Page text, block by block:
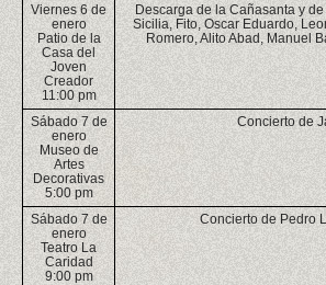
Viernes 6 de
enero
Patio de la
Casa del
Joven
Creador
11:00 pm
Descarga de la Cañasanta y
Sicilia, Fito, Oscar Eduardo,
Romero, Alito Abad, Manuel
Sábado 7 de
enero
Museo de
Artes
Decorativas
5:00 pm
Concierto de
Sábado 7 de
enero
Teatro La
Caridad
9:00 pm
Concierto de Pedro